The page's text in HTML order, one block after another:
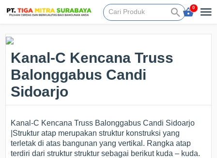
0
Kanal-C Kencana Truss
Balonggabus Candi
Sidoarjo
Kanal-C Kencana Truss Balonggabus Candi Sidoarjo
|Struktur atap merupakan struktur konstruksi yang
terletak di atas bangunan yang vertikal. Rangka atap
terdiri dari struktur struktur sebagai berikut kuda – kuda.